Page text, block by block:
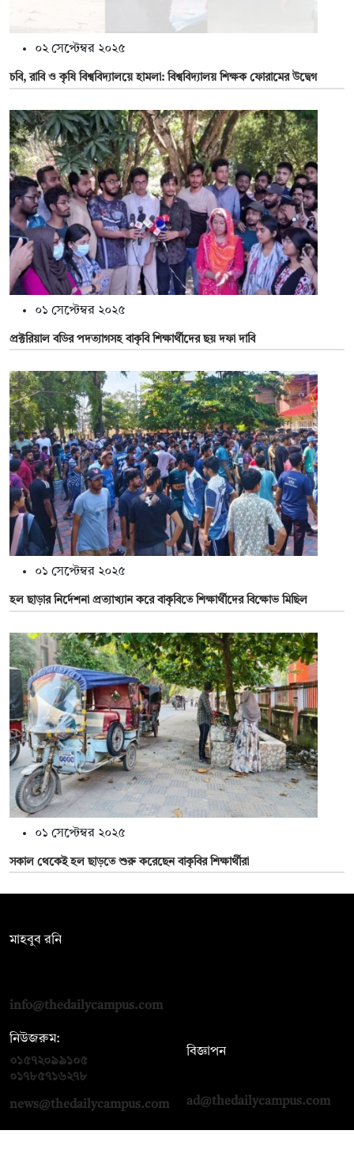
০২ সেপ্টেম্বর ২০২৫
চবি, রাবি ও কৃষি বিশ্ববিদ্যালয়ে হামলা: বিশ্ববিদ্যালয় শিক্ষক ফোরামের উদ্বেগ
০১ সেপ্টেম্বর ২০২৫
প্রক্টরিয়াল বডির পদত্যাগসহ বাকৃবি শিক্ষার্থীদের ছয় দফা দাবি
০১ সেপ্টেম্বর ২০২৫
হল ছাড়ার নির্দেশনা প্রত্যাখ্যান করে বাকৃবিতে শিক্ষার্থীদের বিক্ষোভ মিছিল
০১ সেপ্টেম্বর ২০২৫
সকাল থেকেই হল ছাড়তে শুরু করেছেন বাকৃবির শিক্ষার্থীরা
মাহবুব রনি
info@thedailycampus.com
নিউজরুম:
০১৫৭২০৯৯১০৫
০১৭৮৫৭১৬২৭৮
news@thedailycampus.com
বিজ্ঞাপন
ad@thedailycampus.com